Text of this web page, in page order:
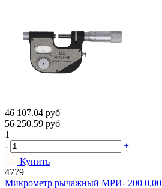
46 107.04 руб
56 250.59 руб
1
-
+
Купить
4779
Микрометр рычажный МРИ- 200